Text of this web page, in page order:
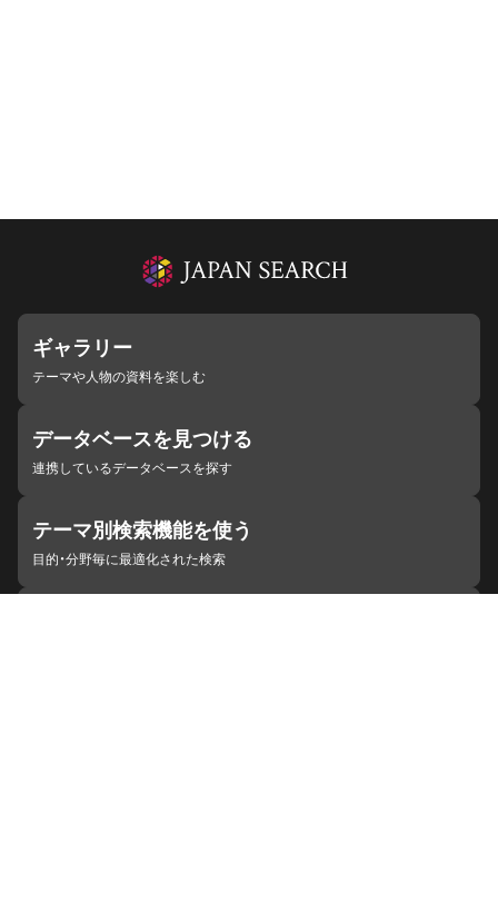
ギャラリー
テーマや人物の資料を楽しむ
データベースを見つける
連携しているデータベースを探す
テーマ別検索機能を使う
目的・分野毎に最適化された検索